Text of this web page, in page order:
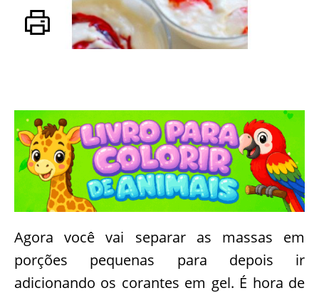
Agora você vai separar as massas em
porções pequenas para depois ir
adicionando os corantes em gel. É hora de